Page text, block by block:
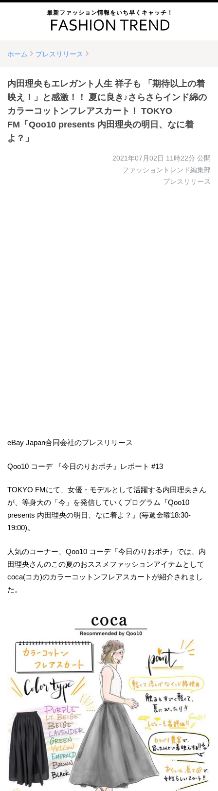
最新ファッション情報をいち早くキャッチ！
ホーム プレスリリース
内田理央もエレガント人生 祥子も 「期待以上の着
映え！」と感激！！ 夏に良き♪さらさらインド綿の
カラーコットンフレアスカート！ TOKYO
FM「Qoo10 presents 内田理央の明日、なに着
よ？」
2021年07月02日 11時22分 公開
ファッショントレンド編集部
プレスリリース
eBay Japan合同会社のプレスリリース
Qoo10 コーデ 『今日のりおポチ』レポート #13
TOKYO FMにて、女優・モデルとして活躍する内田理央さん
が、等身大の「今」を発信していくプログラム『Qoo10
presents 内田理央の明日、なに着よ？』(毎週金曜18:30-
19:00)。
人気のコーナー、Qoo10 コーデ『今日のりおポチ』では、内
田理央さんのこの夏のおススメファッションアイテムとして
coca(コカ)のカラーコットンフレアスカートが紹介されまし
た。